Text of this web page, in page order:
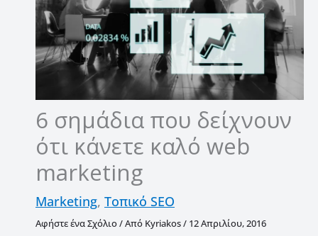
6 σημάδια που δείχνουν
ότι κάνετε καλό web
marketing
Marketing, Τοπικό SEO
Αφήστε ένα Σχόλιο/ Από Kyriakos/ 12 Απριλίου, 2016